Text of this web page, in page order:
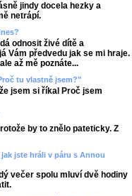
jindy docela hezky a
netrápí.
odnosit živé dítě a
Vám předvedu jak se mi hraje.
až mě poznáte...
tu vlastně jsem?"
jsem si říkal Proč jsem
by to znělo pateticky. Z
jste hráli v páru s Annou
večer spolu mluví dvě hodiny